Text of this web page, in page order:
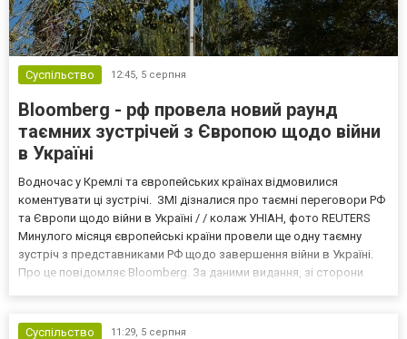
Суспільство 12:45, 5 серпня
Bloomberg - рф провела новий раунд
таємних зустрічей з Європою щодо війни
в Україні
Водночас у Кремлі та європейських країнах відмовилися
коментувати ці зустрічі. ЗМІ дізналися про таємні переговори РФ
та Європи щодо війни в Україні / / колаж УНІАН, фото REUTERS
Минулого місяця європейські країни провели ще одну таємну
зустріч з представниками РФ щодо завершення війни в Україні.
Про це повідомляє Bloomberg. За даними видання, зі сторони
Суспільство
11:29, 5 серпня